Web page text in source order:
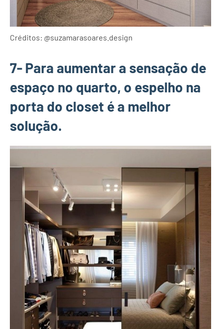
Créditos: @suzamarasoares.design
7- Para aumentar a sensação de
espaço no quarto, o espelho na
porta do closet é a melhor
solução.